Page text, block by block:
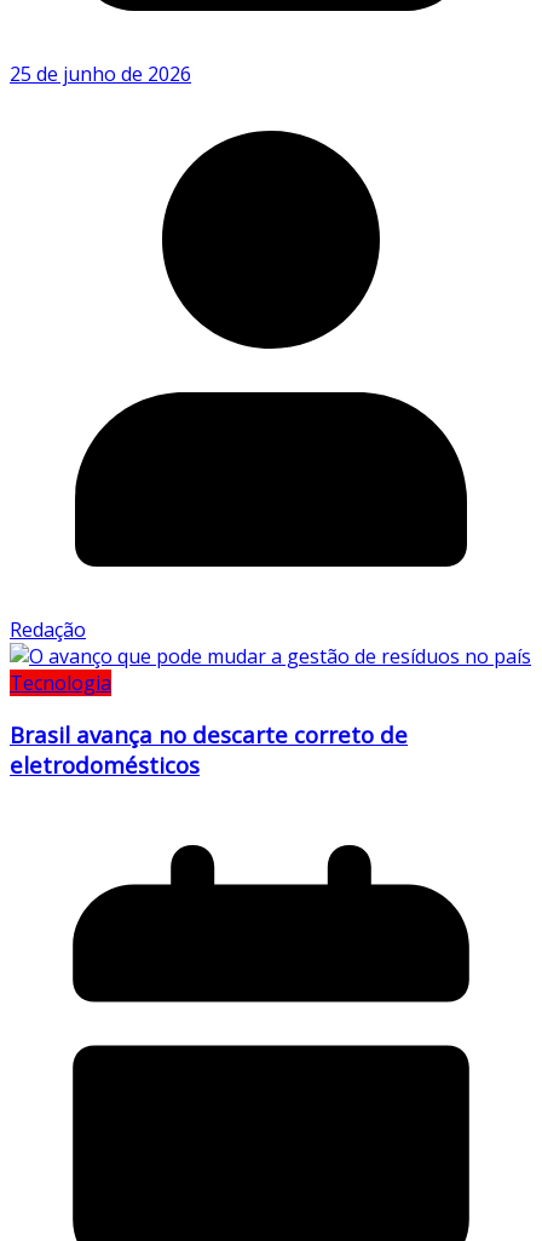
25 de junho de 2026
Redação
Tecnologia
Brasil avança no descarte correto de
eletrodomésticos